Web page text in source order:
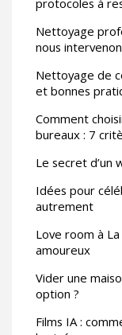
Nettoyage
nous
Nettoyage de
et bonnes
Comment
bureaux : 7
Le secret d’un
Idées pour
autrement
Love room à
amoureux
Vider une
option ?
Films IA :